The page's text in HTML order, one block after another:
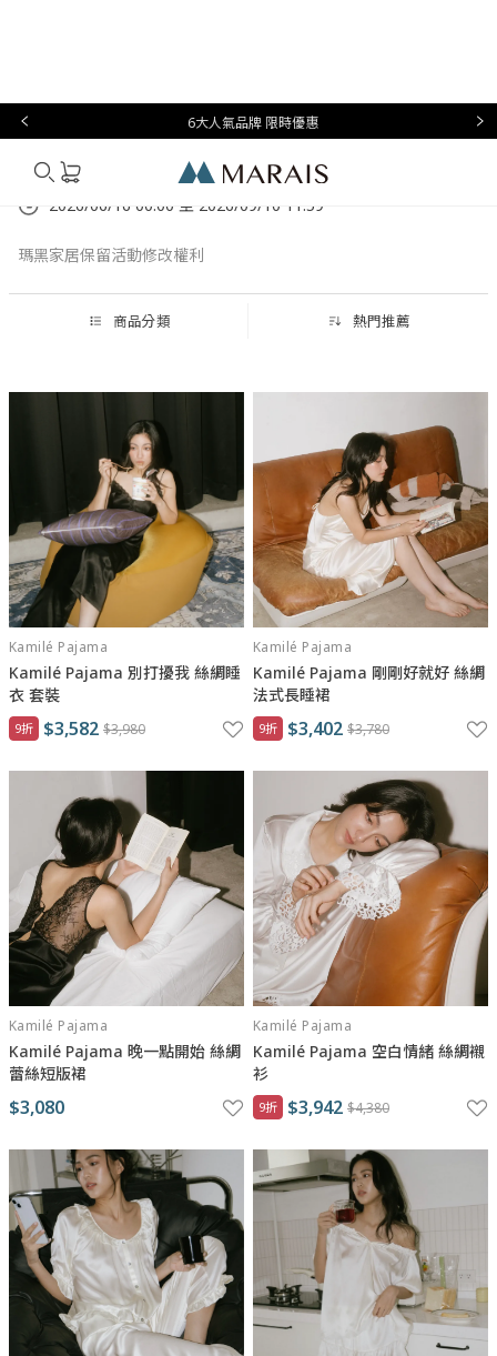
6大人氣品牌 限時優惠
Marais
夏日清爽時尚白色系
簡約純白，演繹夏日高級感
2026/06/16 00:00 至 2026/09/10 11:59
瑪黑家居保留活動修改權利
商品分類 熱門推薦
Kamilé Pajama
Kamilé Pajama 別打擾我 絲綢睡
衣 套裝
9折 $3,582 $3,980
Kamilé Pajama
Kamilé Pajama 剛剛好就好 絲綢
法式長睡裙
9折 $3,402 $3,780
Kamilé Pajama
Kamilé Pajama 晚一點開始 絲綢
蕾絲短版裙
$3,080
Kamilé Pajama
Kamilé Pajama 空白情緒 絲綢襯
衫
9折 $3,942 $4,380